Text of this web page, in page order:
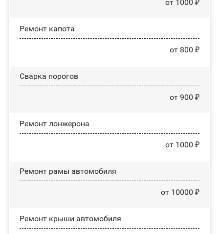
от 1000 ₽
Ремонт капота
от 800 ₽
Сварка порогов
от 900 ₽
Ремонт лонжерона
от 1000 ₽
Ремонт рамы автомобиля
от 10000 ₽
Ремонт крыши автомобиля